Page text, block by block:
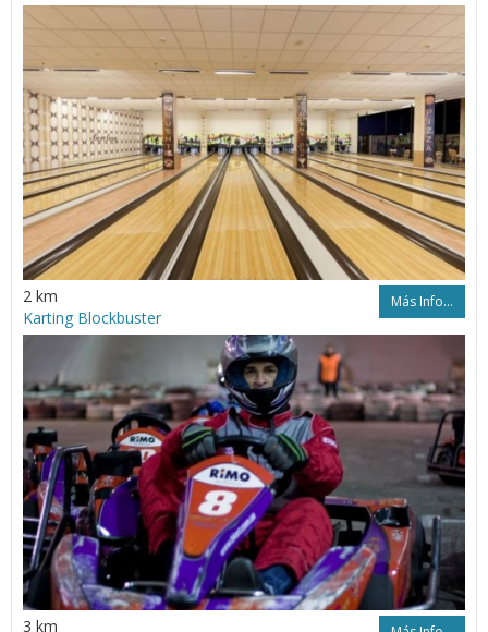
2 km Más Info...
Karting Blockbuster
3 km